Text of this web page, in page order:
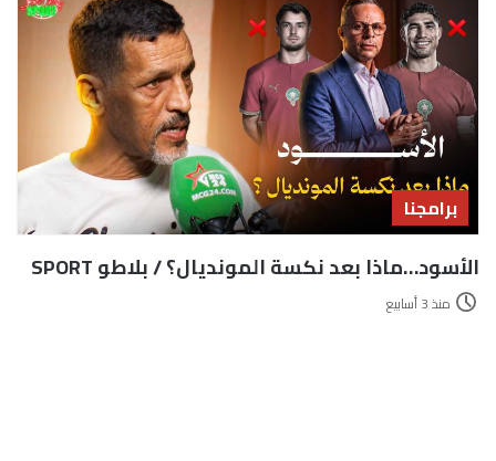
برامجنا
الأسود…ماذا بعد نكسة المونديال؟ / بلاطو SPORT
منذ 3 أسابيع